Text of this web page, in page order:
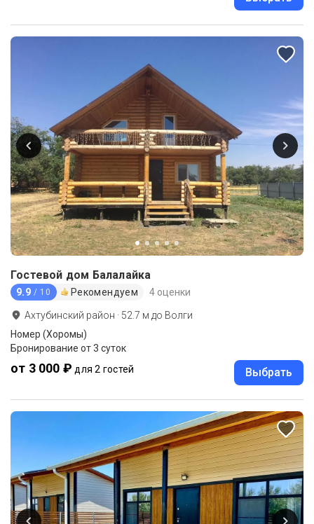
Гостевой дом Балалайка
9.9 / 10 Рекомендуем 4 оценки
Ахтубинский район · 52.7 м до Волги
Номер (Хоромы)
Бронирование от 3 суток
от 3 000 ₽ для 2 гостей Выбрать